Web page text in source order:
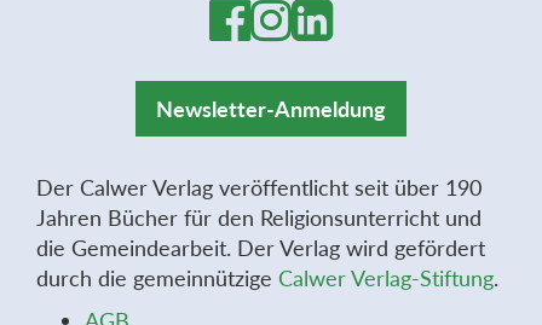
Newsletter-Anmeldung
Der Calwer Verlag veröffentlicht seit über 190
Jahren Bücher für den Religionsunterricht und
die Gemeindearbeit. Der Verlag wird gefördert
durch die gemeinnützige Calwer Verlag-Stiftung.